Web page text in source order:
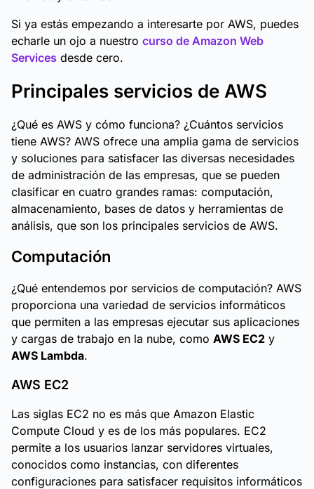
Si ya estás empezando a interesarte por AWS, puedes
echarle un ojo a nuestro curso de Amazon Web
Services desde cero.
Principales servicios de AWS
¿Qué es AWS y cómo funciona? ¿Cuántos servicios
tiene AWS? AWS ofrece una amplia gama de servicios
y soluciones para satisfacer las diversas necesidades
de administración de las empresas, que se pueden
clasificar en cuatro grandes ramas: computación,
almacenamiento, bases de datos y herramientas de
análisis, que son los principales servicios de AWS.
Computación
¿Qué entendemos por servicios de computación? AWS
proporciona una variedad de servicios informáticos
que permiten a las empresas ejecutar sus aplicaciones
y cargas de trabajo en la nube, como AWS EC2 y
AWS Lambda.
AWS EC2
Las siglas EC2 no es más que Amazon Elastic
Compute Cloud y es de los más populares. EC2
permite a los usuarios lanzar servidores virtuales,
conocidos como instancias, con diferentes
configuraciones para satisfacer requisitos informáticos